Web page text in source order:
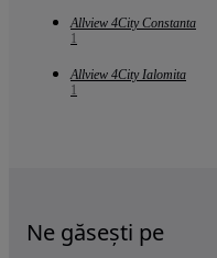
Allview 4City Constanta
1
Allview 4City Ialomita
1
Ne găsești pe